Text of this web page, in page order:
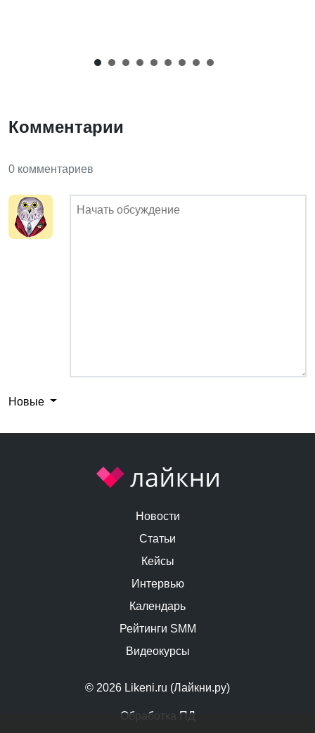
Комментарии
0 комментариев
Новые
© 2026 Likeni.ru (Лайкни.ру)
Обработка ПД
Новости
Статьи
Кейсы
Интервью
Календарь
Рейтинги SMM
Видеокурсы